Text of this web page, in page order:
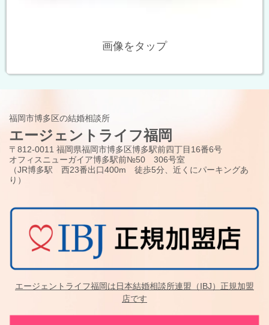
画像をタップ
福岡市博多区の結婚相談所
エージェントライフ福岡
〒812-0011 福岡県福岡市博多区博多駅前四丁目16番6号
オフィスニューガイア博多駅前№50 306号室
（JR博多駅 西23番出口400m 徒歩5分、近くにパーキングあ
り）
エージェントライフ福岡は日本結婚相談所連盟（IBJ）正規加盟
店です